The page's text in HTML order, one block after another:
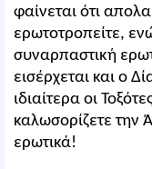
φαίνεται ότι
ερωτοτροπείτε,
συναρπαστική
εισέρχεται και ο
ιδιαίτερα οι
καλωσορίζετε την
ερωτικά!